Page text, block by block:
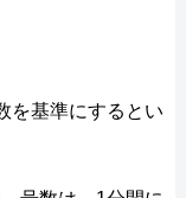
を基準にするとい